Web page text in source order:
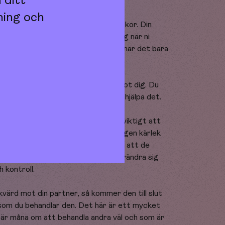
och
är tillsammans med andra människor. Din
men pratar gott om dig när ni
säger saker som “hen är så snäll när det bara
beter sig dåligt eller okänsligt mot dig. Du
var ditt fel, att hen inte kan hjälpa det.
få hen att ändra sig. Här är det viktigt att
att få hen att förändra sig. Ingen kärlek
och våldsamt. Sanningen är att de
beter sig respektlöst inte vill förändra sig
kontroll.
mot din partner, så kommer den till slut
du behandlar den. Det här är ett mycket
måna om att behandla andra väl och som är